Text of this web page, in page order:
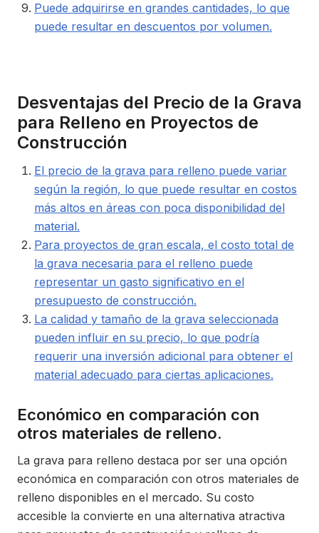
Puede adquirirse en grandes cantidades, lo que
puede resultar en descuentos por volumen.
Desventajas del Precio de la Grava
para Relleno en Proyectos de
Construcción
El precio de la grava para relleno puede variar
según la región, lo que puede resultar en costos
más altos en áreas con poca disponibilidad del
material.
Para proyectos de gran escala, el costo total de
la grava necesaria para el relleno puede
representar un gasto significativo en el
presupuesto de construcción.
La calidad y tamaño de la grava seleccionada
pueden influir en su precio, lo que podría
requerir una inversión adicional para obtener el
material adecuado para ciertas aplicaciones.
Económico en comparación con
otros materiales de relleno.
La grava para relleno destaca por ser una opción
económica en comparación con otros materiales de
relleno disponibles en el mercado. Su costo
accesible la convierte en una alternativa atractiva